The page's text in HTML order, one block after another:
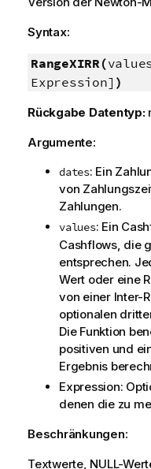
Syntax:
RangeXIRR(
Expression] )
Rückgabe Datentyp:
Argumente:
dates: Ein
von
Zahlungen.
values: Ein
Cashflows, die
entsprechen.
Wert oder eine
von einer Inter-
optionalen
Die Funktion
positiven und
Ergebnis
Expression:
denen die zu
Beschränkungen:
Textwerte, NULL-